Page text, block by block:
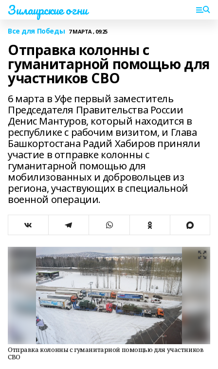
Зилаирские огни
Все для Победы 7 МАРТА , 09:25
Отправка колонны с
гуманитарной помощью для
участников СВО
6 марта в Уфе первый заместитель
Председателя Правительства России
Денис Мантуров, который находится в
республике с рабочим визитом, и Глава
Башкортостана Радий Хабиров приняли
участие в отправке колонны с
гуманитарной помощью для
мобилизованных и добровольцев из
региона, участвующих в специальной
военной операции.
Отправка колонны с гуманитарной помощью для участников
СВО